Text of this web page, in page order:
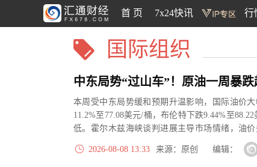
首 页 7x24快讯 行
国际组织
本周受中东局势缓和预期升温影响，国际油价
11.2%至77.08美元/桶，布伦特下跌9.44%至
低。霍尔木兹海峡谈判进展主导市场情绪，油
2026-08-08 13:33
来源：原创 编辑：